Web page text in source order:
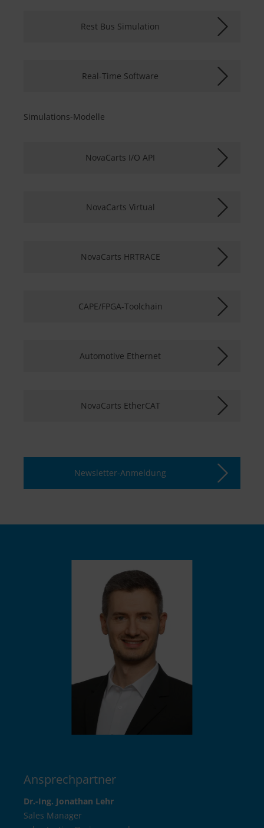
Rest Bus Simulation
Real-Time Software
Simulations-Modelle
NovaCarts I/O API
NovaCarts Virtual
NovaCarts HRTRACE
CAPE/FPGA-Toolchain
Automotive Ethernet
NovaCarts EtherCAT
Newsletter-Anmeldung
Ansprechpartner
Dr.-Ing. Jonathan Lehr
Sales Manager